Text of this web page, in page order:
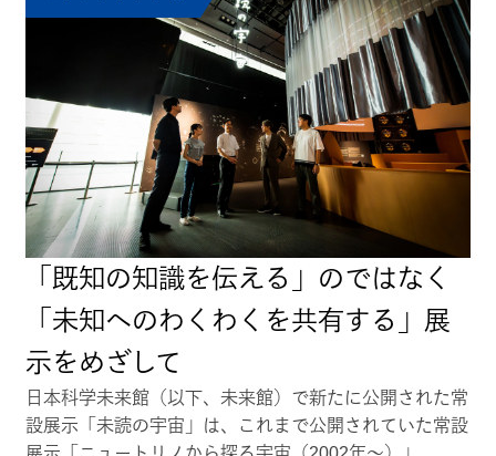
「既知の知識を伝える」のではなく
「未知へのわくわくを共有する」展
示をめざして
日本科学未来館（以下、未来館）で新たに公開された常
設展示「未読の宇宙」は、これまで公開されていた常設